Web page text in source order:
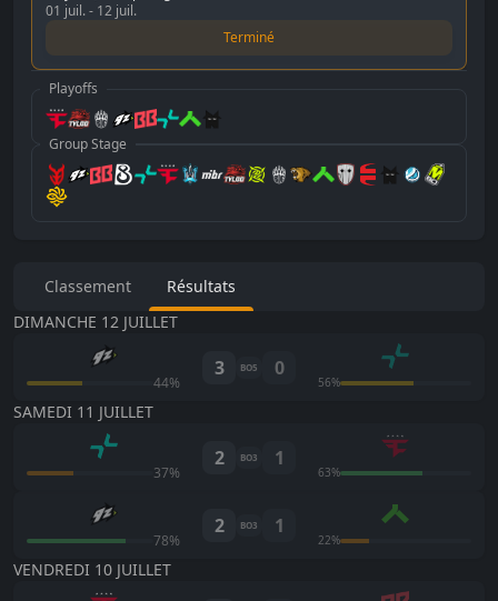
01 juil.- 12 juil.
Terminé
Playoffs
Group Stage
Classement
Résultats
DIMANCHE 12 JUILLET
44%
3 BO5 0
56%
SAMEDI 11 JUILLET
37%
2 BO3 1
63%
78%
2 BO3 1
22%
VENDREDI 10 JUILLET